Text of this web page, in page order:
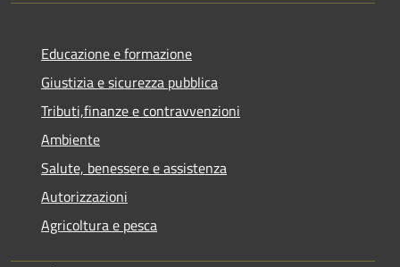
Educazione e formazione
Giustizia e sicurezza pubblica
Tributi,finanze e contravvenzioni
Ambiente
Salute, benessere e assistenza
Autorizzazioni
Agricoltura e pesca